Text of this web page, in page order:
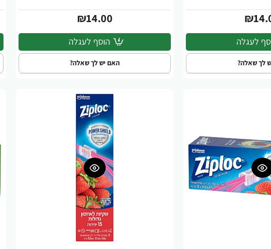
לעגלה
לך שאלה?
₪14.00
הוסף לעגלה
האם יש לך שאלה?